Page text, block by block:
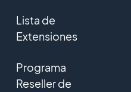
Lista de
Extensiones
Programa
Reseller de